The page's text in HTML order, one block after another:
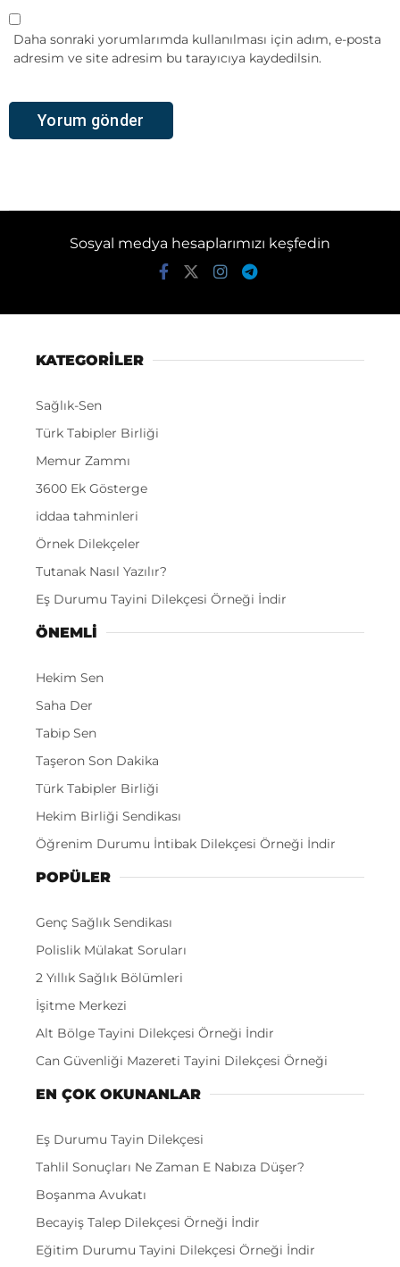
Daha sonraki yorumlarımda kullanılması için adım, e-posta
adresim ve site adresim bu tarayıcıya kaydedilsin.
Sosyal medya hesaplarımızı keşfedin
KATEGORİLER
Sağlık-Sen
Türk Tabipler Birliği
Memur Zammı
3600 Ek Gösterge
iddaa tahminleri
Örnek Dilekçeler
Tutanak Nasıl Yazılır?
Eş Durumu Tayini Dilekçesi Örneği İndir
ÖNEMLI
Hekim Sen
Saha Der
Tabip Sen
Taşeron Son Dakika
Türk Tabipler Birliği
Hekim Birliği Sendikası
Öğrenim Durumu İntibak Dilekçesi Örneği İndir
POPÜLER
Genç Sağlık Sendikası
Polislik Mülakat Soruları
2 Yıllık Sağlık Bölümleri
İşitme Merkezi
Alt Bölge Tayini Dilekçesi Örneği İndir
Can Güvenliği Mazereti Tayini Dilekçesi Örneği
EN ÇOK OKUNANLAR
Eş Durumu Tayin Dilekçesi
Tahlil Sonuçları Ne Zaman E Nabıza Düşer?
Boşanma Avukatı
Becayiş Talep Dilekçesi Örneği İndir
Eğitim Durumu Tayini Dilekçesi Örneği İndir